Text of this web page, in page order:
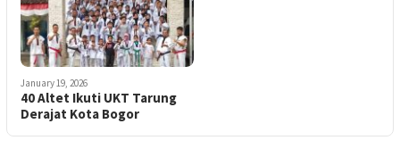
January 19, 2026
40 Altet Ikuti UKT Tarung
Derajat Kota Bogor